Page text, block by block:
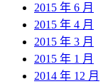
2015 年 6 月
2015 年 4 月
2015 年 3 月
2015 年 1 月
2014 年 12 月